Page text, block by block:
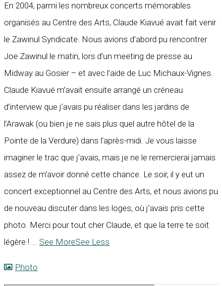
En 2004, parmi les nombreux concerts mémorables
organisés au Centre des Arts, Claude Kiavué avait fait venir
le Zawinul Syndicate. Nous avions d’abord pu rencontrer
Joe Zawinul le matin, lors d’un meeting de presse au
Midway au Gosier – et avec l’aide de Luc Michaux-Vignes.
Claude Kiavué m’avait ensuite arrangé un créneau
d’interview que j’avais pu réaliser dans les jardins de
l’Arawak (ou bien je ne sais plus quel autre hôtel de la
Pointe de la Verdure) dans l’après-midi. Je vous laisse
imaginer le trac que j’avais, mais je ne le remercierai jamais
assez de m’avoir donné cette chance. Le soir, il y eut un
concert exceptionnel au Centre des Arts, et nous avions pu
de nouveau discuter dans les loges, où j’avais pris cette
photo. Merci pour tout cher Claude, et que la terre te soit
légère ! ... See MoreSee Less
Photo